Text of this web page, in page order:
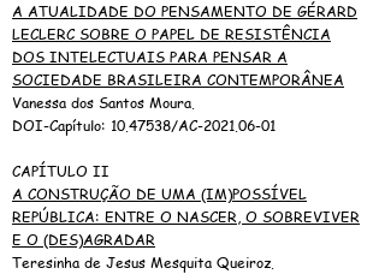
A ATUALIDADE DO PENSAMENTO DE GÉRARD
LECLERC SOBRE O PAPEL DE RESISTÊNCIA
DOS INTELECTUAIS PARA PENSAR A
SOCIEDADE BRASILEIRA CONTEMPORÂNEA
Vanessa dos Santos Moura.
DOI-Capítulo: 10.47538/AC-2021.06-01
CAPÍTULO II
A CONSTRUÇÃO DE UMA (IM)POSSÍVEL
REPÚBLICA: ENTRE O NASCER, O SOBREVIVER
E O (DES)AGRADAR
Teresinha de Jesus Mesquita Queiroz.